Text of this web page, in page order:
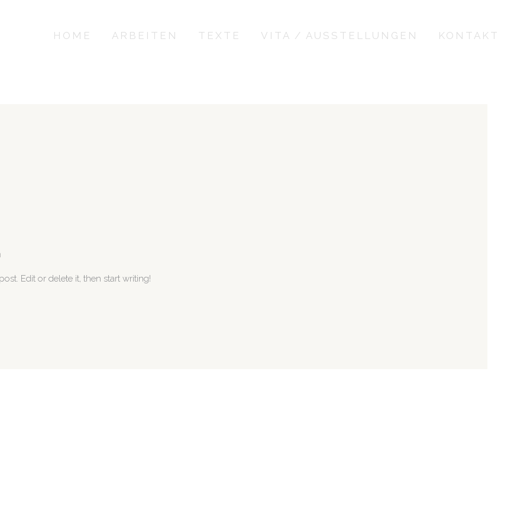
HOME ARBEITEN TEXTE VITA / AUSSTELLUNGEN KONTAKT
Edit or delete it, then start writing!